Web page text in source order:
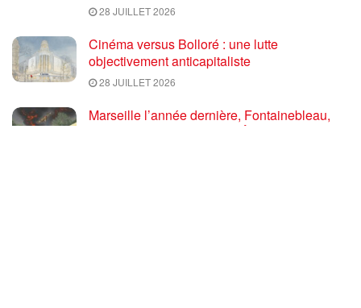
28 JUILLET 2026
Cinéma versus Bolloré : une lutte
objectivement anticapitaliste
28 JUILLET 2026
Marseille l’année dernière, Fontainebleau,
Arcachon, la Drôme et les Écrins cette année